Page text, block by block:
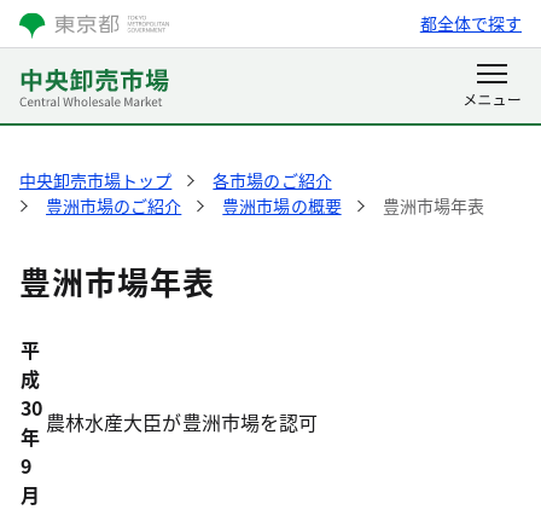
都全体で探す
中央卸売市場トップ
各市場のご紹介
豊洲市場のご紹介
豊洲市場の概要 豊洲市場年表
豊洲市場年表
平
成
30
年
9
月
農林水産大臣が豊洲市場を認可